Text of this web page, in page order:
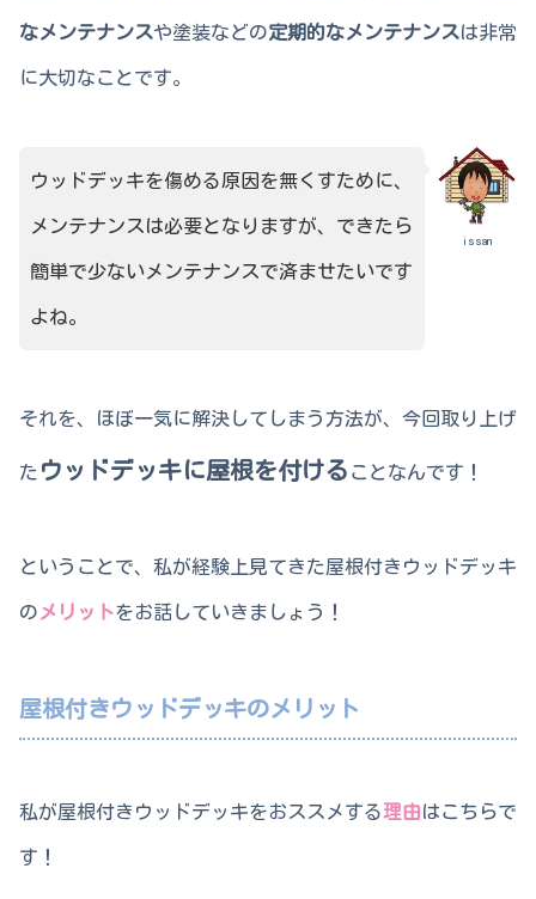
なメンテナンスや塗装などの定期的なメンテナンスは非常
に大切なことです。
issan
ウッドデッキを傷める原因を無くすために、
メンテナンスは必要となりますが、できたら
簡単で少ないメンテナンスで済ませたいです
よね。
それを、ほぼ一気に解決してしまう方法が、今回取り上げ
た ウッドデッキに屋根を付ける ことなんです！
ということで、私が経験上見てきた屋根付きウッドデッキ
のメリットをお話していきましょう！
屋根付きウッドデッキのメリット
私が屋根付きウッドデッキをおススメする理由はこちらで
す！